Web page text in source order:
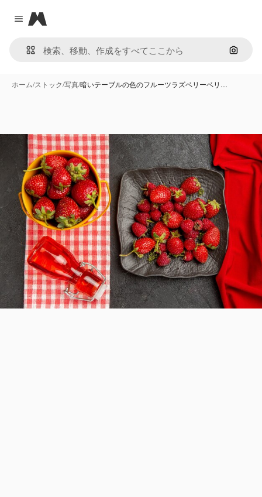
Close menu
Magnific
画像で
ホーム/ストック/写真/暗いテーブルの色のフルーツラズベリーベリ…